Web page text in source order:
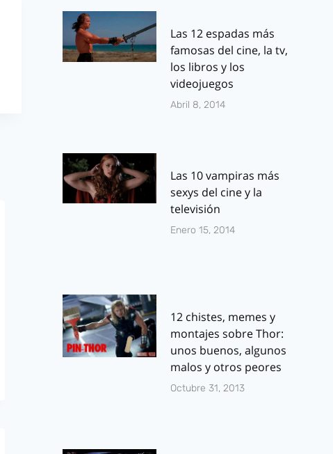
Las 12 espadas más
famosas del cine, la tv,
los libros y los
videojuegos
Abril 8, 2014
Las 10 vampiras más
sexys del cine y la
televisión
Enero 15, 2014
12 chistes, memes y
montajes sobre Thor:
unos buenos, algunos
malos y otros peores
Octubre 31, 2013